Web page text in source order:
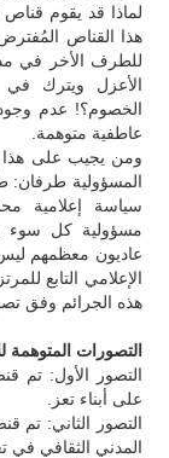
لماذا قد يقوم
هذا القناص
للطرف الأخر في
الأعزل ويترك في
الخصوم؟! عدم وجود
عاطفية متوهمة.
ومن يجيب على هذا
المسؤولية طرفان:
سياسة إعلامية
مسؤولية كل سوء
عاديون معظمهم
الإعلامي التابع
هذه الجرائم وفق
التصورات المتوهمة
التصور الأول: تم
على أبناء تعز.
التصور الثاني: تم
المدني الثقافي في